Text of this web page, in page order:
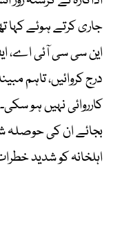
جاری کرتے ہوئے کہا
این سی سی آئی اے،
درج کروائیں، تاہم
کارروائی نہیں ہو
بجائے ان کی حوصلہ
اہلخانہ کو شدید